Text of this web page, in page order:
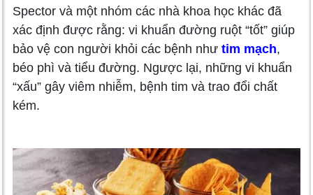
Spector và một nhóm các nhà khoa học khác đã
xác định được rằng: vi khuẩn đường ruột “tốt” giúp
bảo vệ con người khỏi các bệnh như tim mạch,
béo phì và tiểu đường. Ngược lại, những vi khuẩn
“xấu” gây viêm nhiễm, bệnh tim và trao đổi chất
kém.